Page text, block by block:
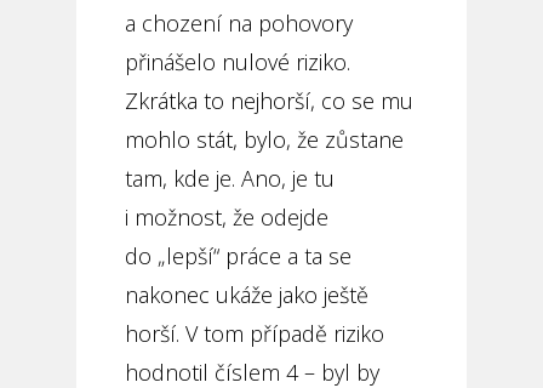
a chození na pohovory
přinášelo nulové riziko.
Zkrátka to nejhorší, co se mu
mohlo stát, bylo, že zůstane
tam, kde je. Ano, je tu
i možnost, že odejde
do „lepší“ práce a ta se
nakonec ukáže jako ještě
horší. V tom případě riziko
hodnotil číslem 4 – byl by